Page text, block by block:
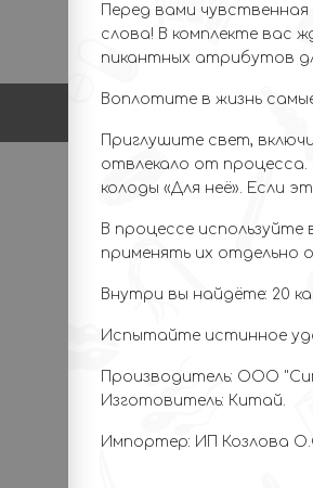
Перед вами
слова! В комплекте вас
пикантных атрибутов
Воплотите в жизнь
Приглушите свет,
отвлекало от
колоды «Для неё». Если
В процессе
применять их отдельно
Внутри вы найдёте: 20
Испытайте истинное
Производитель: ООО
Изготовитель: Китай.
Импортер: ИП Козлова